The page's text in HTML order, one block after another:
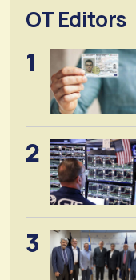
OT Editors
1
2
3